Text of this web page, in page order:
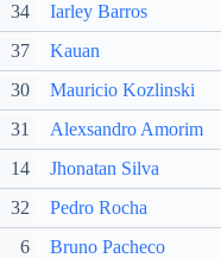
34
Iarley Barros
37
Kauan
30
Mauricio Kozlinski
31
Alexsandro Amorim
14
Jhonatan Silva
32
Pedro Rocha
6
Bruno Pacheco